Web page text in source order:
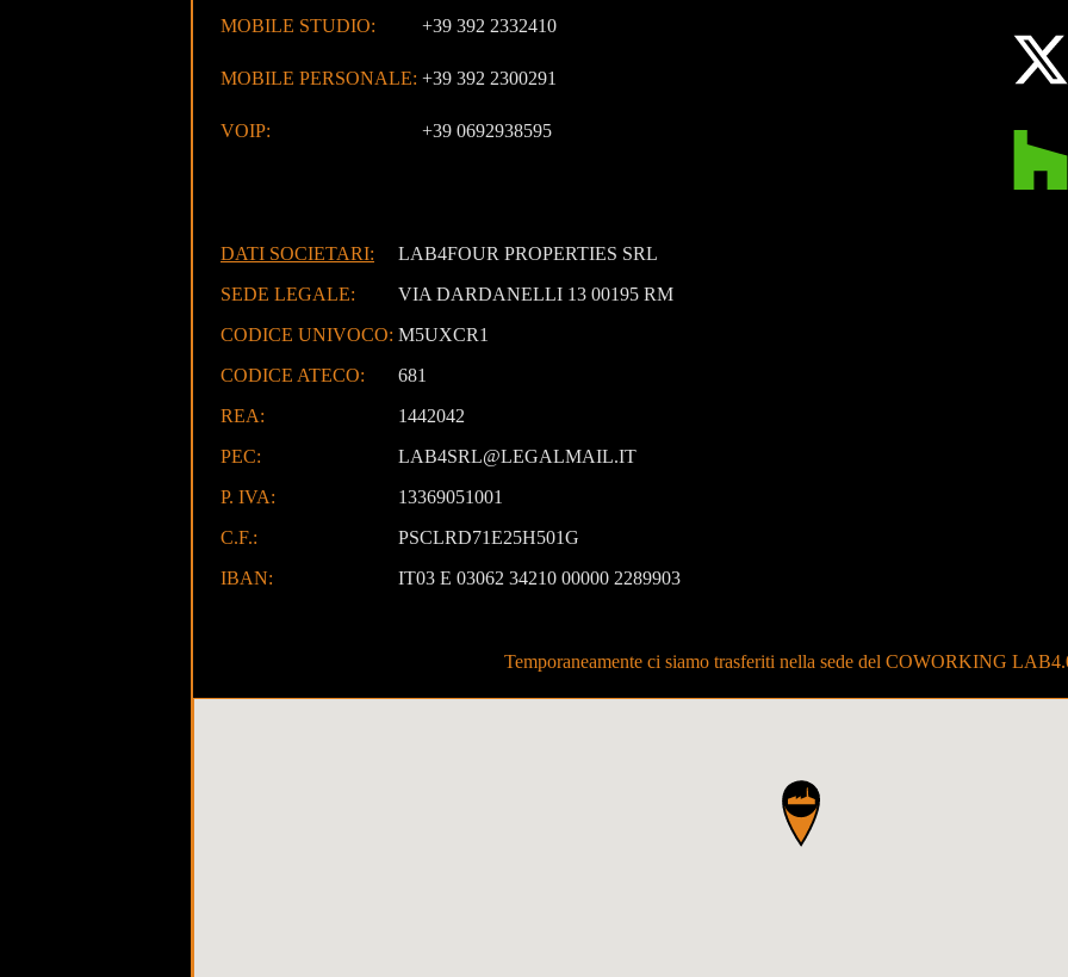
MOBILE STUDIO: +39 392 2332410
MOBILE PERSONALE: +39 392 2300291
VOIP: +39 0692938595
DATI SOCIETARI:
LAB4FOUR PROPERTIES SRL
SEDE LEGALE:
VIA DARDANELLI 13 00195 RM
CODICE UNIVOCO: M5UXCR1
CODICE ATECO:
681
REA:
1442042
PEC:
LAB4SRL@LEGALMAIL.IT
P. IVA:
13369051001
C.F.:
PSCLRD71E25H501G
IBAN:
IT03 E 03062 34210 00000 2289903
Temporaneamente ci siamo trasferiti nella sede del COWORKING